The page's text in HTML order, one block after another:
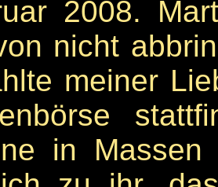
2008.
nicht
meiner
in